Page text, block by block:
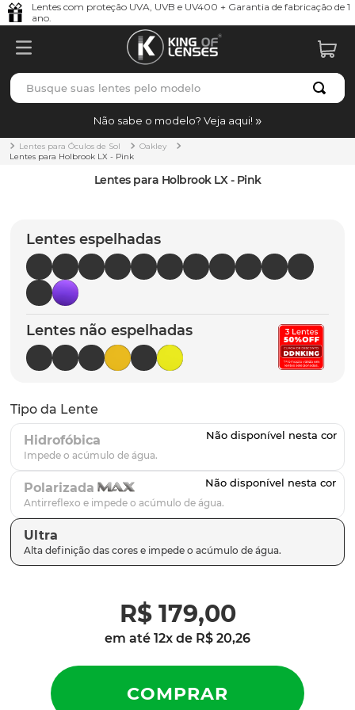
Lentes com proteção UVA, UVB e UV400 + Garantia de fabricação de 1
ano.
Busque suas lentes pelo modelo
Não sabe o modelo? Veja aqui!
Lentes para Óculos de Sol
Oakley
Lentes para Holbrook LX - Pink
Lentes para Holbrook LX - Pink
Lentes espelhadas
Lentes não espelhadas
Tipo da Lente
Hidrofóbica
Polarizada
Ultra
R$ 179,00
em até 12x de R$ 20,26
TERMOS MAIS BUSCADOS
1º borrachas
holbrook
5º chaves
6º t-shock
7º latch
8º gasket
9º parafusos